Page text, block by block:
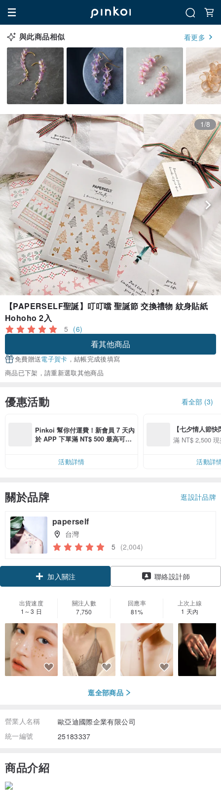
與此商品相似 看更多
1/8
【PAPERSELF聖誕】叮叮噹 聖誕節 交換禮物 紋身貼紙
Hohoho 2入
5 (6)
看其他商品
免費贈送電子賀卡 ，結帳完成後填寫
商品已下架，請重新選取其他商品
優惠活動 看全部 (3)
Pinkoi 幫你付運費！新會員 7 天內
於 APP 下單滿 NT$ 500 最高可折
活動詳情
【七夕情人節
用 APP 購買任
00 現折 NT$100
滿 NT$ 2,500
活動詳
關於品牌 逛設計品牌
paperself
台灣
5 (2,004)
聯絡設計師
出貨速度
1～3 日
關注人數
7,750
回應率
81%
上次上線
1 天內
逛全部商品
營業人名稱
歐亞迪國際企業有限公司
統一編號
25183337
商品介紹